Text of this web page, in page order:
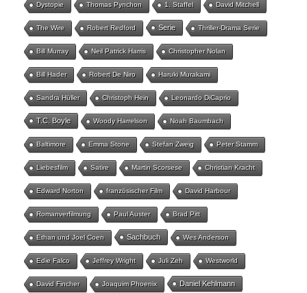
Dystopie Thomas Pynchon 1. Staffel David Mitchell
The Wire Robert Redford Serie Thriller-Drama Serie
Bill Murray Neil Patrick Harris Christopher Nolan
Bill Hader Robert De Niro Haruki Murakami
Sandra Hüller Christoph Hein Leonardo DiCaprio
T.C. Boyle Woody Harrelson Noah Baumbach
Baltimore Emma Stone Stefan Zweig Peter Stamm
Liebesfilm Satire Martin Scorsese Christian Kracht
Edward Norton französischer Film David Harbour
Romanverfilmung Paul Auster Brad Pitt
Ethan und Joel Coen Sachbuch Wes Anderson
Edie Falco Jeffrey Wright Juli Zeh Westworld
David Fincher Joaquim Phoenix Daniel Kehlmann